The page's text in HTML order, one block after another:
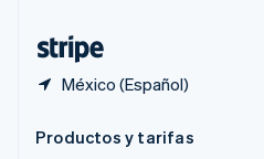
México (Español)
Productos y tarifas